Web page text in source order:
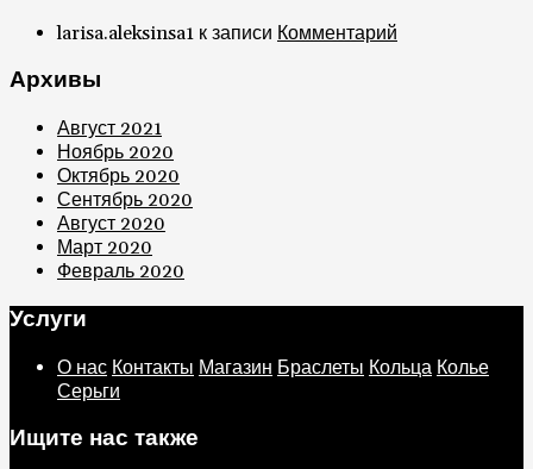
larisa.aleksinsa1 к записи Комментарий
Архивы
Август 2021
Ноябрь 2020
Октябрь 2020
Сентябрь 2020
Август 2020
Март 2020
Февраль 2020
Услуги
О нас Контакты Магазин Браслеты Кольца Колье
Серьги
Ищите нас также